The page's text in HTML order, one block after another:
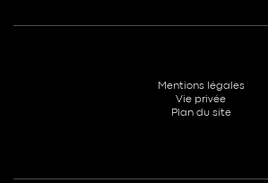
Mentions légales
Vie privée
Plan du site